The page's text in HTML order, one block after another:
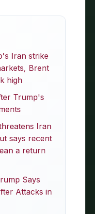
Iran strike
Brent
high
Trump's
Iran
says recent
a return
Says
Attacks in